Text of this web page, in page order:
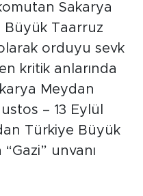
Sakarya
Büyük Taarruz
orduyu sevk
kritik anlarında
Meydan
– 13 Eylül
Türkiye Büyük
unvanı